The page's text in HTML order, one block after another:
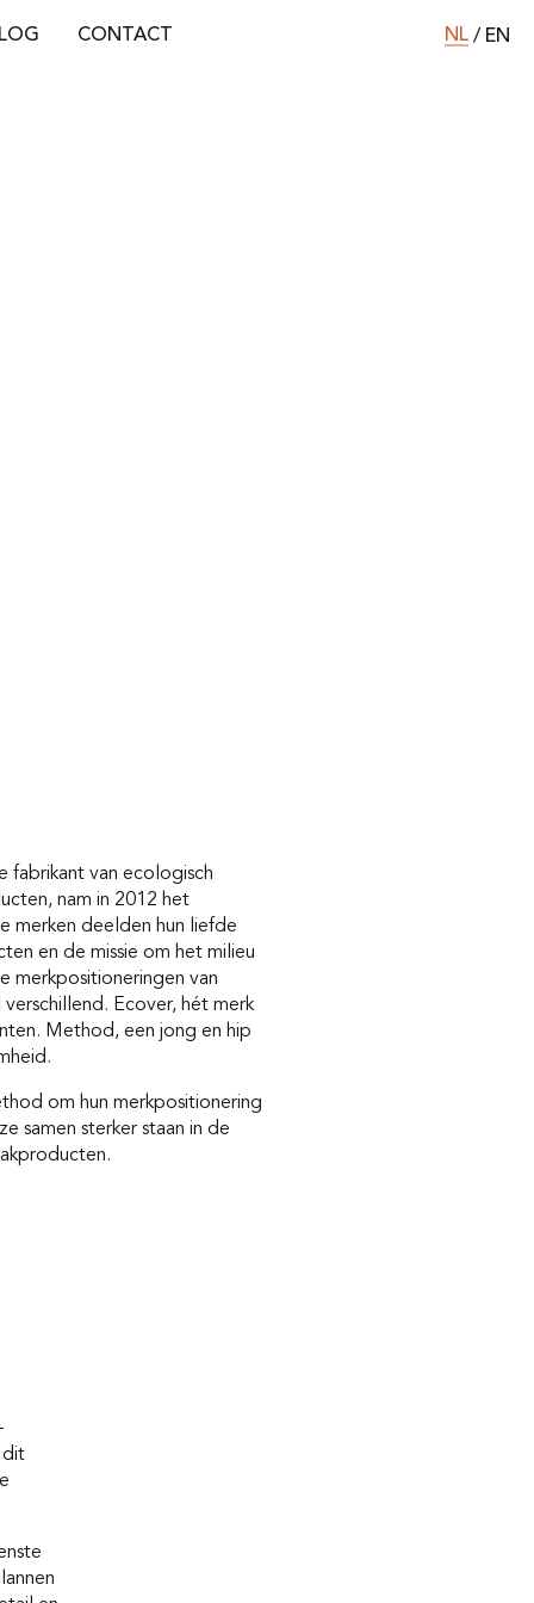
CONTACT NL / EN
fabrikant van ecologisch
nam in 2012 het
merken deelden hun liefde
en de missie om het milieu
merkpositioneringen van
Ecover, hét merk
Method, een jong en hip
om hun merkpositionering
samen sterker staan in de
dit